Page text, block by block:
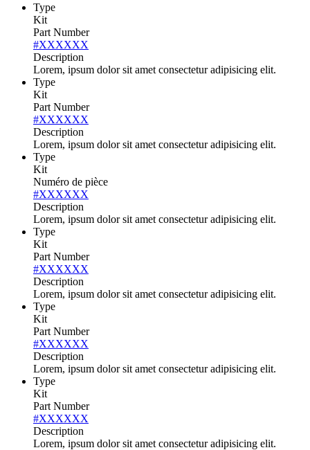
Type
Kit
Part Number
#XXXXXX
Description
Lorem, ipsum dolor sit amet consectetur adipisicing elit.
Type
Kit
Part Number
#XXXXXX
Description
Lorem, ipsum dolor sit amet consectetur adipisicing elit.
Type
Kit
Numéro de pièce
#XXXXXX
Description
Lorem, ipsum dolor sit amet consectetur adipisicing elit.
Type
Kit
Part Number
#XXXXXX
Description
Lorem, ipsum dolor sit amet consectetur adipisicing elit.
Type
Kit
Part Number
#XXXXXX
Description
Lorem, ipsum dolor sit amet consectetur adipisicing elit.
Type
Kit
Part Number
#XXXXXX
Description
Lorem, ipsum dolor sit amet consectetur adipisicing elit.